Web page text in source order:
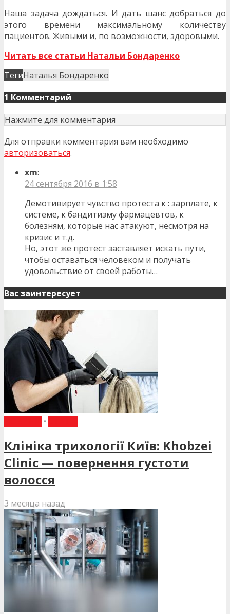
Наша задача дождаться. И дать шанс добраться до
этого времени максимальному количеству
пациентов. Живыми и, по возможности, здоровыми.
Читать все статьи Натальи Бондаренко
ТегиНаталья Бондаренко
1 Комментарий
Нажмите для комментария
Для отправки комментария вам необходимо
авторизоваться.
xm:
24 сентября 2016 в 1:58
Демотивирует чувство протеста к : зарплате, к
системе, к бандитизму фармацевтов, к
болезням, которые нас атакуют, несмотря на
кризис и т.д.
Но, этот же протест заставляет искать пути,
чтобы оставаться человеком и получать
удовольствие от своей работы…
Вас заинтересует
•
Клініка трихології Київ: Khobzei
Clinic — повернення густоти
волосся
3 месяца назад